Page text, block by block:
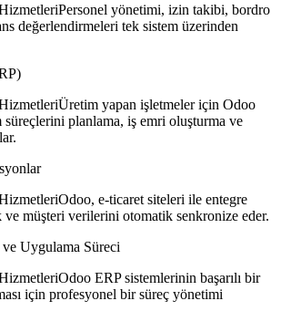
yönetimi, izin takibi, bordro
değerlendirmeleri tek sistem üzerinden
yapan işletmeler için Odoo
planlama, iş emri oluşturma ve
e-ticaret siteleri ile entegre
ve müşteri verilerini otomatik senkronize eder.
Uygulama Süreci
ERP sistemlerinin başarılı bir
için profesyonel bir süreç yönetimi